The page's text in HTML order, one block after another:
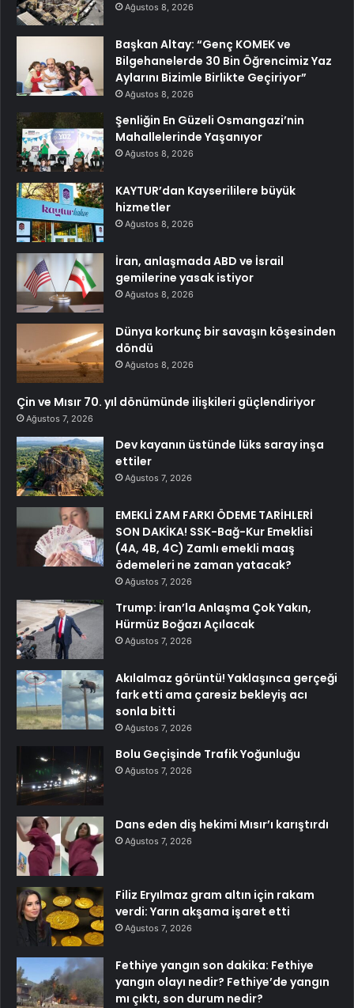
Ağustos 8, 2026
Başkan Altay: “Genç KOMEK ve
Bilgehanelerde 30 Bin Öğrencimiz Yaz
Aylarını Bizimle Birlikte Geçiriyor”
Ağustos 8, 2026
Şenliğin En Güzeli Osmangazi’nin
Mahallelerinde Yaşanıyor
Ağustos 8, 2026
KAYTUR’dan Kayserililere büyük
hizmetler
Ağustos 8, 2026
İran, anlaşmada ABD ve İsrail
gemilerine yasak istiyor
Ağustos 8, 2026
Dünya korkunç bir savaşın köşesinden
döndü
Ağustos 8, 2026
Çin ve Mısır 70. yıl dönümünde ilişkileri güçlendiriyor
Ağustos 7, 2026
Dev kayanın üstünde lüks saray inşa
ettiler
Ağustos 7, 2026
EMEKLİ ZAM FARKI ÖDEME TARİHLERİ
SON DAKİKA! SSK-Bağ-Kur Emeklisi
(4A, 4B, 4C) Zamlı emekli maaş
ödemeleri ne zaman yatacak?
Ağustos 7, 2026
Trump: İran’la Anlaşma Çok Yakın,
Hürmüz Boğazı Açılacak
Ağustos 7, 2026
Akılalmaz görüntü! Yaklaşınca gerçeği
fark etti ama çaresiz bekleyiş acı
sonla bitti
Ağustos 7, 2026
Bolu Geçişinde Trafik Yoğunluğu
Ağustos 7, 2026
Dans eden diş hekimi Mısır’ı karıştırdı
Ağustos 7, 2026
Filiz Eryılmaz gram altın için rakam
verdi: Yarın akşama işaret etti
Ağustos 7, 2026
Fethiye yangın son dakika: Fethiye
yangın olayı nedir? Fethiye’de yangın
mı çıktı, son durum nedir?